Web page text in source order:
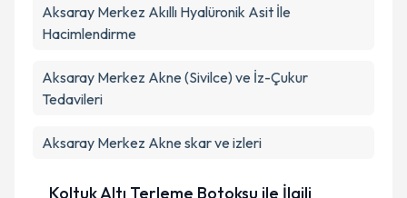
Aksaray Merkez Akıllı Hyalüronik Asit İle
Hacimlendirme
Aksaray Merkez Akne (Sivilce) ve İz-Çukur
Tedavileri
Aksaray Merkez Akne skar ve izleri
Koltuk Altı Terleme Botoksu ile İlgili